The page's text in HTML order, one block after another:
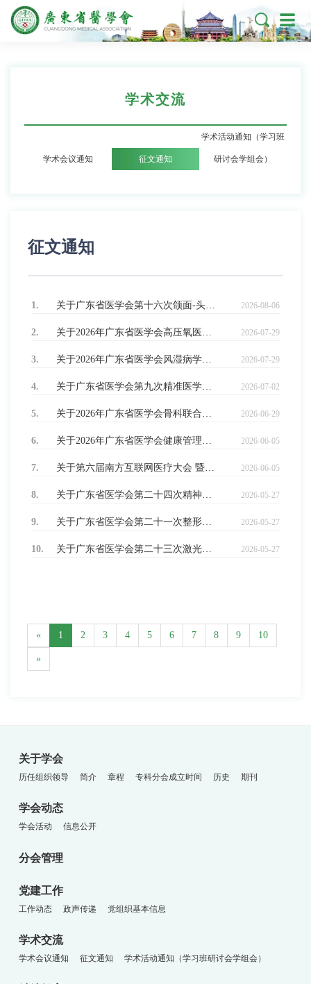

学术交流
学术会议通知 征文通知
学术活动通知（学习班
研讨会学组会）
征文通知
2026-08-06
1. 关于广东省医学会第十六次颌面-头颈外科学学术会议暨口腔恶性肿瘤免疫治疗新进展的征文通知
2026-07-29
2. 关于2026年广东省医学会高压氧医学学术会议的征文通知
2026-07-29
3. 关于2026年广东省医学会风湿病学学术会议的征文通知
2026-07-02
4. 关于广东省医学会第九次精准医学与分子诊断学学术会议的征文通知
2026-06-29
5. 关于2026年广东省医学会骨科联合大会暨广东省医学会第三十六次骨科学学术会议、广东省医学会第十八次脊柱外科学学术会议、广东省医学会第十六次关节外科学学术会议征文的通知
2026-06-05
6. 关于2026年广东省医学会健康管理与互联网医疗联合大会暨第十二届两岸四地健康大会广东省医学会第十三次健康管理学学术会议第三届华南三省健康管理学术会议的征文通知
2026-06-05
7. 关于第六届南方互联网医疗大会 暨广东省医学会第六次互联网医疗学术会议 的征文通知
2026-05-27
8. 关于广东省医学会第二十四次精神医学学术会议的征文通知
2026-05-27
9. 关于广东省医学会第二十一次整形外科学学术会议的征文通知
2026-05-27
10. 关于广东省医学会第二十三次激光医学学术会议的征文通知
« 1 2 3 4 5 6 7 8 9 10
»
关于学会
历任组织领导 简介 章程 专科分会成立时间 历史 期刊
学会动态
学会活动 信息公开
分会管理
党建工作
工作动态 政声传递 党组织基本信息
学术交流
学术会议通知 征文通知 学术活动通知（学习班研讨会学组会）